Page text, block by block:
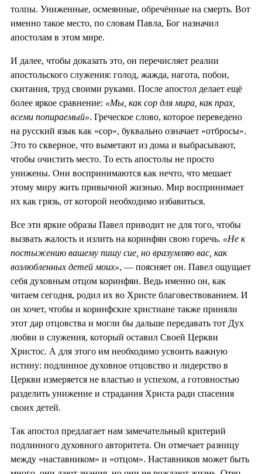
толпы. Униженные, осмеянные, обречённые на смерть. Вот
именно такое место, по словам Павла, Бог назначил
апостолам в этом мире.
И далее, чтобы доказать это, он перечисляет реалии
апостольского служения: голод, жажда, нагота, побои,
скитания, труд своими руками. После апостол делает ещё
более яркое сравнение: «Мы, как сор для мира, как прах,
всеми попираемый». Греческое слово, которое переведено
на русский язык как «сор», буквально означает «отбросы».
Это то скверное, что выметают из дома и выбрасывают,
чтобы очистить место. То есть апостолы не просто
унижены. Они воспринимаются как нечто, что мешает
этому миру жить привычной жизнью. Мир воспринимает
их как грязь, от которой необходимо избавиться.
Все эти яркие образы Павел приводит не для того, чтобы
вызвать жалость и излить на коринфян свою горечь. «Не к
постыжению вашему пишу сие, но вразумляю вас, как
возлюбленных детей моих», — поясняет он. Павел ощущает
себя духовным отцом коринфян. Ведь именно он, как
читаем сегодня, родил их во Христе благовествованием. И
он хочет, чтобы и коринфские христиане также приняли
этот дар отцовства и могли бы дальше передавать тот Дух
любви и служения, который оставил Своей Церкви
Христос. А для этого им необходимо усвоить важную
истину: подлинное духовное отцовство и лидерство в
Церкви измеряется не властью и успехом, а готовностью
разделить унижение и страдания Христа ради спасения
своих детей.
Так апостол предлагает нам замечательный критерий
подлинного духовного авторитета. Он отмечает разницу
между «наставником» и «отцом». Наставников может быть